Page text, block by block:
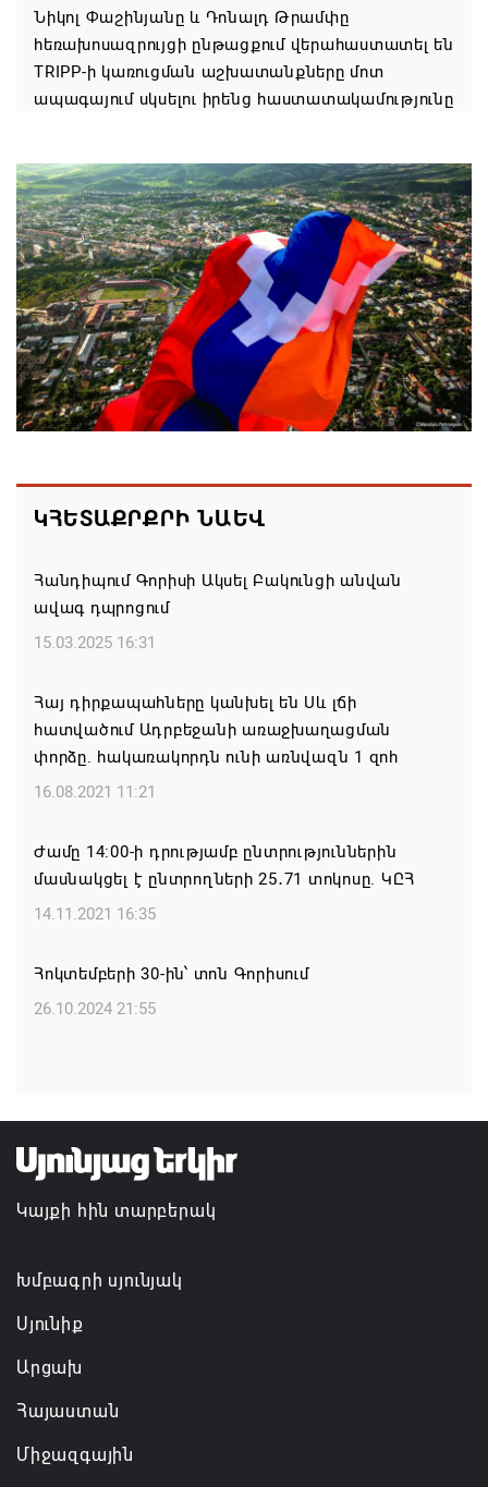
Նիկոլ Փաշինյանը և Դոնալդ Թրամփը
հեռախոսազրույցի ընթացքում վերահաստատել են
TRIPP-ի կառուցման աշխատանքները մոտ
ապագայում սկսելու իրենց հաստատակամությունը
Փաշինյանն ու Ալիևը հեռախոսազրույց են ունեցել․
քննարկվել է TRIPP երթուղու նախագծի
իրականացումը
08.08.2026 12:32
Մաքսիմ Հակոբյանն այսօր կդառնար 77
տարեկան
08.08.2026 09:40
մտահոգություն է հայտնել Եկեղեցու շուրջ
ստեղծված իրավիճակի հետ կապված
Միասնական աղոթք և Ամենայն Հայոց
Կաթողիկոսի հայրապետական պատգամը
07.08.2026 19:50
Ժամանակակից Բելառուսին պակասում է այն
կառավարման համակարգը, որը կար խորհրդային
Լուկաշենկոն
07.08.2026 17:16
պատվիրակությունն այցելել է Լիտվայի
դատավորն ինքնաբացարկ է հայտնել
07.08.2026 16:55
Թուրքիան, Սաուդյան Արաբիան և Պակիստանը
ԿՀԵՏԱՔՐՔՐԻ ՆԱԵՎ
Հանդիպում Գորիսի Ակսել Բակունցի անվան
ավագ դպրոցում
15.03.2025 16:31
Հայ դիրքապահները կանխել են Սև լճի
հատվածում Ադրբեջանի առաջխաղացման
փորձը. հակառակորդն ունի առնվազն 1 զոհ
16.08.2021 11:21
Ժամը 14:00-ի դրությամբ ընտրություններին
մասնակցել է ընտրողների 25․71 տոկոսը. ԿԸՀ
14.11.2021 16:35
Հոկտեմբերի 30-ին՝ տոն Գորիսում
26.10.2024 21:55
Կայքի հին տարբերակ
Խմբագրի սյունյակ
Սյունիք
Արցախ
Հայաստան
Միջազգային